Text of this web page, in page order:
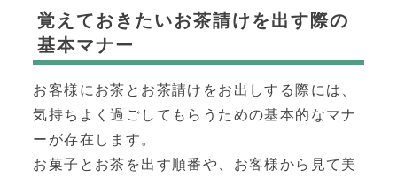
覚えておきたいお茶請けを出す際の
基本マナー
お客様にお茶とお茶請けをお出しする際には、
気持ちよく過ごしてもらうための基本的なマナ
ーが存在します。
お菓子とお茶を出す順番や、お客様から見て美